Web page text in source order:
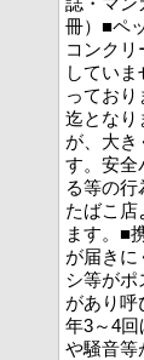
冊）■ペ
コンク
してい
ってお
迄となり
が、大き
す。安全
る等の
たばこ店
ます。■
が届きに
シ等がポ
があり呼
年3～4
や騒音等